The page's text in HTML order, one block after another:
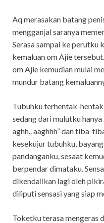
Aq merasakan batang
mengganjal saranya
Serasa sampai ke perutku
kemaluan om Ajie
om Ajie kemudian mulai
mundur batang
Tubuhku terhentak-
sedang dari mulutku hanya
aghh.. aaghhh” dan tiba-
kesekujur tubuhku,
pandanganku, sesaat
berpendar dimataku.
dikendalikan lagi oleh
diliputi sensasi yang siap
Toketku terasa mengeras